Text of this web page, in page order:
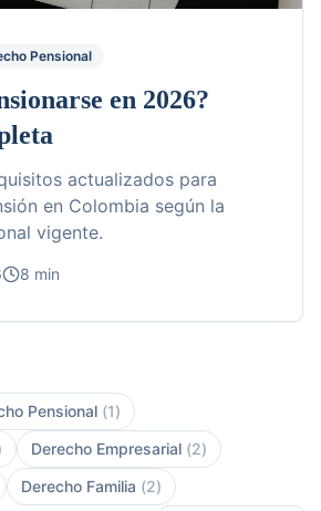
Pensional
en 2026?
actualizados para
en Colombia según la
vigente.
8 min
Pensional (1)
Derecho Empresarial (2)
Derecho Familia (2)